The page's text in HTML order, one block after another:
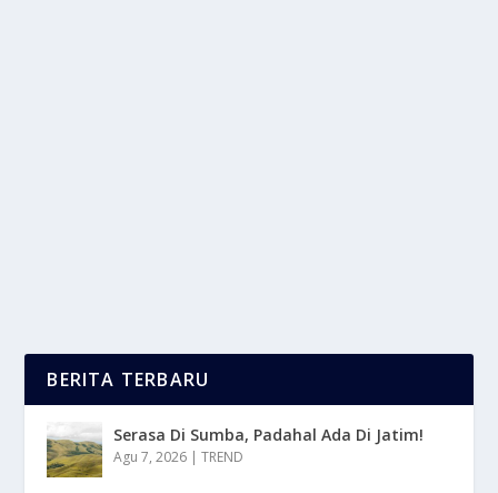
BERITA TERBARU
Serasa Di Sumba, Padahal Ada Di Jatim!
Agu 7, 2026 |TREND